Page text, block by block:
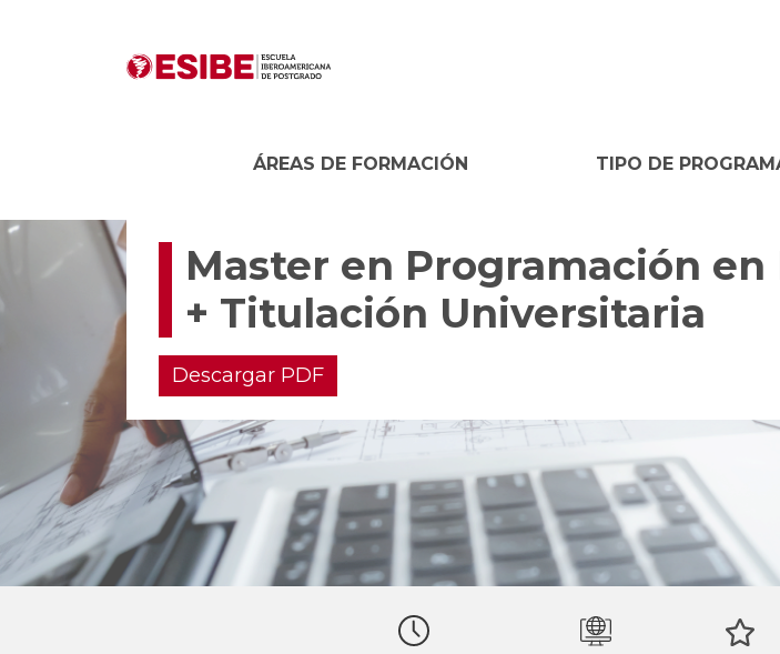
ÁREAS DE FORMACIÓN TIPO DE
Master en Programación
+ Titulación Universitaria
Descargar PDF